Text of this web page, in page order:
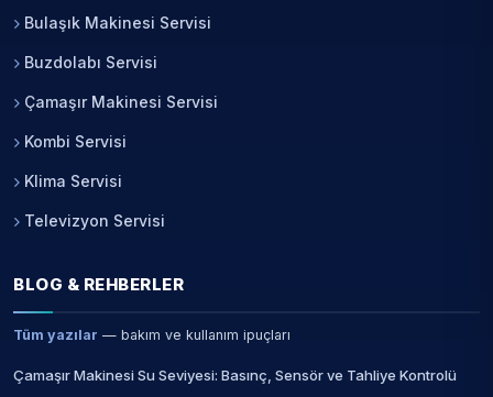
Bulaşık Makinesi Servisi
Buzdolabı Servisi
Çamaşır Makinesi Servisi
Kombi Servisi
Klima Servisi
Televizyon Servisi
BLOG & REHBERLER
Tüm yazılar — bakım ve kullanım ipuçları
Çamaşır Makinesi Su Seviyesi: Basınç, Sensör ve Tahliye Kontrolü